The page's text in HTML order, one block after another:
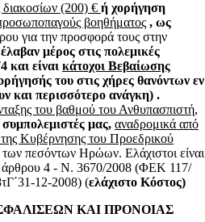
διακοσίων (200) € ή χορήγηση
βοηθήματος , ως
για την προσφορά τους στην
μέρος στις πολεμικές
και είναι κάτοχοι Βεβαίωσης
του στις χήρες θανόντων εν
και περισσότερο ανάγκη) .
του βαθμού του Ανθυπασπιστή,
μας, αναδρομικά από
Κυβέρνησης του Προεδρικού
των πεσόντων Ηρώων. Ελάχιστοι είναι
άρθρου 4 - Ν. 3670/2008 (ΦΕΚ 117/
12-2008) (ελάχιστο Κόστος)
ΚΑΙ ΠΡΟΝΟΙΑΣ